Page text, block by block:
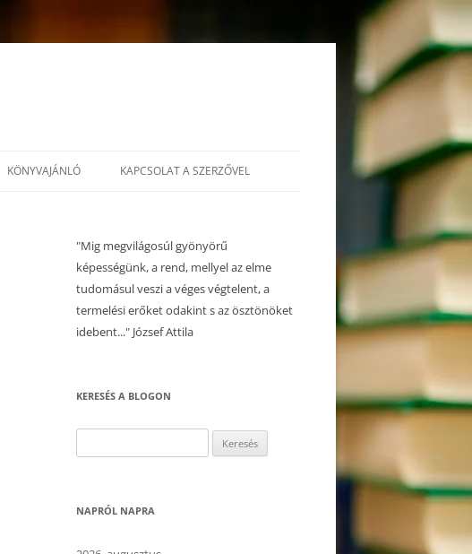
KÖNYVAJÁNLÓ KAPCSOLAT A SZERZŐVEL
"Mig megvilágosúl gyönyörű
képességünk, a rend, mellyel az elme
tudomásul veszi a véges végtelent, a
termelési erőket odakint s az ösztönöket
idebent..." József Attila
KERESÉS A BLOGON
NAPRÓL NAPRA